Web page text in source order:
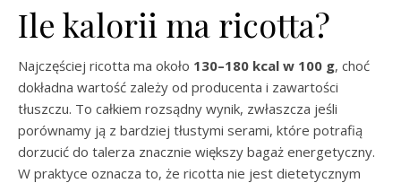
Ile kalorii ma ricotta?
Najczęściej ricotta ma około 130–180 kcal w 100 g, choć
dokładna wartość zależy od producenta i zawartości
tłuszczu. To całkiem rozsądny wynik, zwłaszcza jeśli
porównamy ją z bardziej tłustymi serami, które potrafią
dorzucić do talerza znacznie większy bagaż energetyczny.
W praktyce oznacza to, że ricotta nie jest dietetycznym